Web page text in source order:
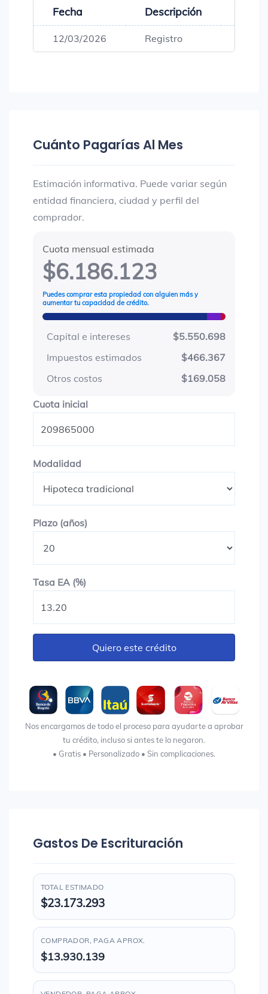
Fecha Descripción
12/03/2026 Registro
Cuánto Pagarías Al Mes
Estimación informativa. Puede variar según
entidad financiera, ciudad y perfil del
comprador.
Cuota mensual estimada
$6.186.123
Puedes comprar esta propiedad con alguien más y
aumentar tu capacidad de crédito.
Capital e intereses
$5.550.698
Impuestos estimados
$466.367
Otros costos
$169.058
Cuota inicialCuota inicial
Modalidad
Plazo (años)
Tasa EA (%)
Quiero este crédito
Nos encargamos de todo el proceso para ayudarte a aprobar
tu crédito, incluso si antes te lo negaron.
• Gratis • Personalizado • Sin complicaciones.
Gastos De Escrituración
TOTAL ESTIMADO
$23.173.293
COMPRADOR, PAGA APROX.
$13.930.139